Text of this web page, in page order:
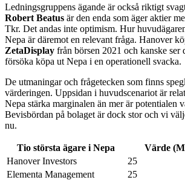
Ledningsgruppens ägande är också riktigt
Robert Beatus är den enda som äger aktier
Tkr. Det andas inte optimism. Hur
Nepa är däremot en relevant fråga. Hanover
ZetaDisplay från börsen 2021 och kanske ser
försöka köpa ut Nepa i en operationell svacka.
De utmaningar och frågetecken som finns
värderingen. Uppsidan i huvudscenariot är
Nepa stärka marginalen än mer är potentialen
Bevisbördan på bolaget är dock stor och vi
nu.
Tio största ägare i Nepa Värde
Hanover Investors
25
Elementa Management
25